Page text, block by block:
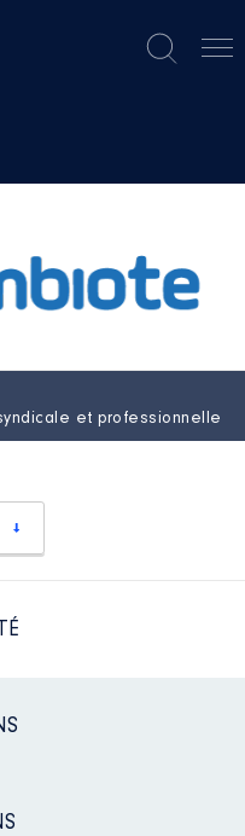
et professionnelle